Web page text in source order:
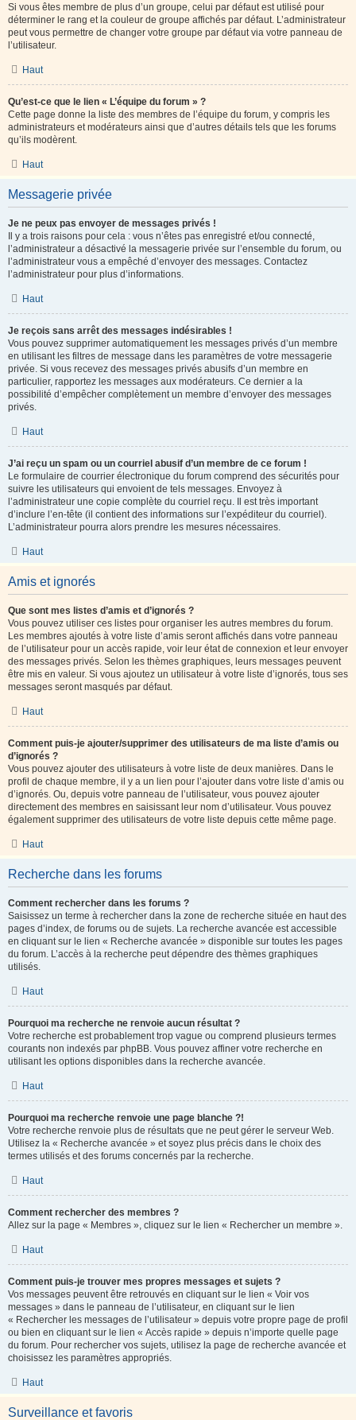
Si vous êtes membre de plus d’un groupe, celui par défaut est utilisé pour
déterminer le rang et la couleur de groupe affichés par défaut. L’administrateur
peut vous permettre de changer votre groupe par défaut via votre panneau de
l’utilisateur.
Haut
Qu’est-ce que le lien « L’équipe du forum » ?
Cette page donne la liste des membres de l’équipe du forum, y compris les
administrateurs et modérateurs ainsi que d’autres détails tels que les forums
qu’ils modèrent.
Haut
Messagerie privée
Je ne peux pas envoyer de messages privés !
Il y a trois raisons pour cela : vous n’êtes pas enregistré et/ou connecté,
l’administrateur a désactivé la messagerie privée sur l’ensemble du forum, ou
l’administrateur vous a empêché d’envoyer des messages. Contactez
l’administrateur pour plus d’informations.
Haut
Je reçois sans arrêt des messages indésirables !
Vous pouvez supprimer automatiquement les messages privés d’un membre
en utilisant les filtres de message dans les paramètres de votre messagerie
privée. Si vous recevez des messages privés abusifs d’un membre en
particulier, rapportez les messages aux modérateurs. Ce dernier a la
possibilité d’empêcher complètement un membre d’envoyer des messages
privés.
Haut
J’ai reçu un spam ou un courriel abusif d’un membre de ce forum !
Le formulaire de courrier électronique du forum comprend des sécurités pour
suivre les utilisateurs qui envoient de tels messages. Envoyez à
l’administrateur une copie complète du courriel reçu. Il est très important
d’inclure l’en-tête (il contient des informations sur l’expéditeur du courriel).
L’administrateur pourra alors prendre les mesures nécessaires.
Haut
Amis et ignorés
Que sont mes listes d’amis et d’ignorés ?
Vous pouvez utiliser ces listes pour organiser les autres membres du forum.
Les membres ajoutés à votre liste d’amis seront affichés dans votre panneau
de l’utilisateur pour un accès rapide, voir leur état de connexion et leur envoyer
des messages privés. Selon les thèmes graphiques, leurs messages peuvent
être mis en valeur. Si vous ajoutez un utilisateur à votre liste d’ignorés, tous ses
messages seront masqués par défaut.
Haut
Comment puis-je ajouter/supprimer des utilisateurs de ma liste d’amis ou
d’ignorés ?
Vous pouvez ajouter des utilisateurs à votre liste de deux manières. Dans le
profil de chaque membre, il y a un lien pour l’ajouter dans votre liste d’amis ou
d’ignorés. Ou, depuis votre panneau de l’utilisateur, vous pouvez ajouter
directement des membres en saisissant leur nom d’utilisateur. Vous pouvez
également supprimer des utilisateurs de votre liste depuis cette même page.
Haut
Recherche dans les forums
Comment rechercher dans les forums ?
Saisissez un terme à rechercher dans la zone de recherche située en haut des
pages d’index, de forums ou de sujets. La recherche avancée est accessible
en cliquant sur le lien « Recherche avancée » disponible sur toutes les pages
du forum. L’accès à la recherche peut dépendre des thèmes graphiques
utilisés.
Haut
Pourquoi ma recherche ne renvoie aucun résultat ?
Votre recherche est probablement trop vague ou comprend plusieurs termes
courants non indexés par phpBB. Vous pouvez affiner votre recherche en
utilisant les options disponibles dans la recherche avancée.
Haut
Pourquoi ma recherche renvoie une page blanche ?!
Votre recherche renvoie plus de résultats que ne peut gérer le serveur Web.
Utilisez la « Recherche avancée » et soyez plus précis dans le choix des
termes utilisés et des forums concernés par la recherche.
Haut
Comment rechercher des membres ?
Allez sur la page « Membres », cliquez sur le lien « Rechercher un membre ».
Haut
Comment puis-je trouver mes propres messages et sujets ?
Vos messages peuvent être retrouvés en cliquant sur le lien « Voir vos
messages » dans le panneau de l’utilisateur, en cliquant sur le lien
« Rechercher les messages de l’utilisateur » depuis votre propre page de profil
ou bien en cliquant sur le lien « Accès rapide » depuis n’importe quelle page
du forum. Pour rechercher vos sujets, utilisez la page de recherche avancée et
choisissez les paramètres appropriés.
Haut
Surveillance et favoris